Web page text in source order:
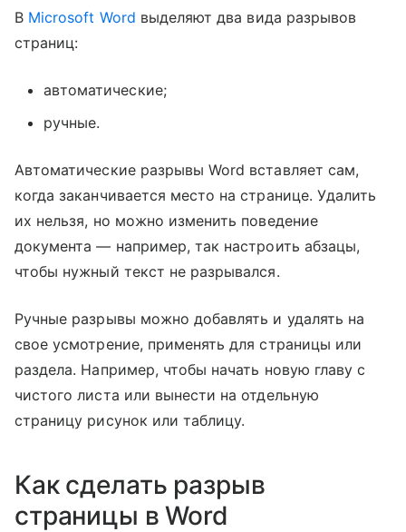
В Microsoft Word выделяют два вида разрывов
страниц:
автоматические;
ручные.
Автоматические разрывы Word вставляет сам,
когда заканчивается место на странице. Удалить
их нельзя, но можно изменить поведение
документа — например, так настроить абзацы,
чтобы нужный текст не разрывался.
Ручные разрывы можно добавлять и удалять на
свое усмотрение, применять для страницы или
раздела. Например, чтобы начать новую главу с
чистого листа или вынести на отдельную
страницу рисунок или таблицу.
Как сделать разрыв
страницы в Word